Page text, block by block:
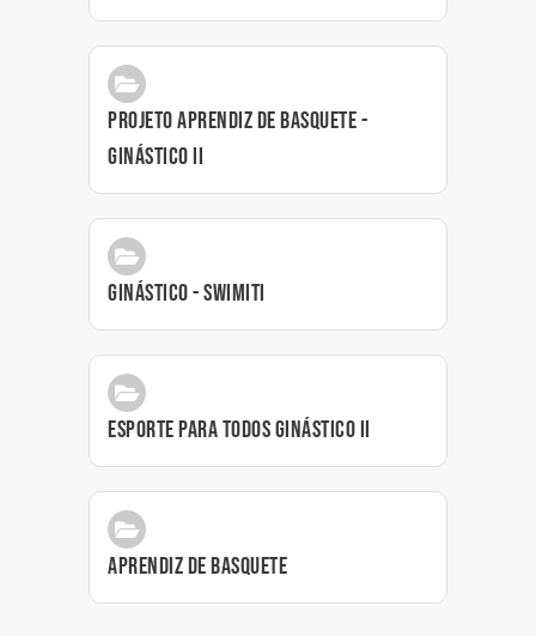
PROJETO APRENDIZ DE BASQUETE -
GINÁSTICO II
Ginástico - SwiMiti
ESPORTE PARA TODOS GINÁSTICO II
Aprendiz de Basquete